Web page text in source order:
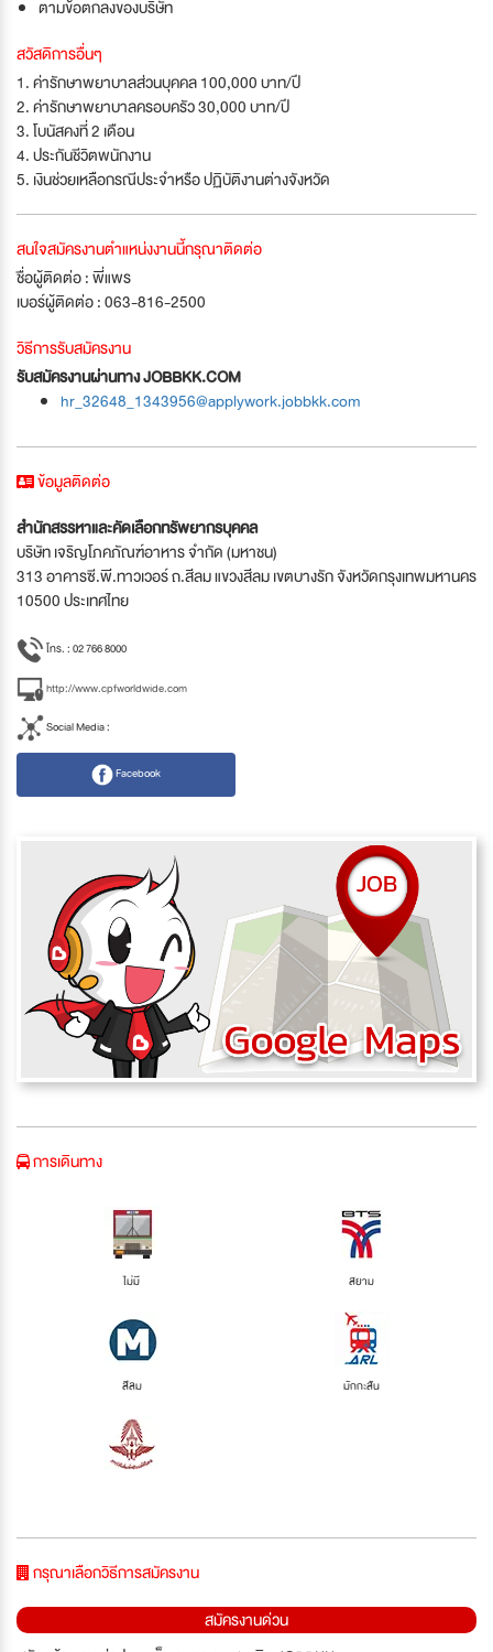
ตามข้อตกลงของบริษัท
สวัสดิการอื่นๆ
1. ค่ารักษาพยาบาลส่วนบุคคล 100,000 บาท/ปี
2. ค่ารักษาพยาบาลครอบครัว 30,000 บาท/ปี
3. โบนัสคงที่ 2 เดือน
4. ประกันชีวิตพนักงาน
5. เงินช่วยเหลือกรณีประจำหรือ ปฏิบัติงานต่างจังหวัด
สนใจสมัครงานตำแหน่งงานนี้กรุณาติดต่อ
ชื่อผู้ติดต่อ : พี่แพร
เบอร์ผู้ติดต่อ : 063-816-2500
วิธีการรับสมัครงาน
รับสมัครงานผ่านทาง JOBBKK.COM
hr_32648_1343956@applywork.jobbkk.com
ข้อมูลติดต่อ
สำนักสรรหาและคัดเลือกทรัพยากรบุคคล
บริษัท เจริญโภคภัณฑ์อาหาร จำกัด (มหาชน)
313 อาคารซี.พี.ทาวเวอร์ ถ.สีลม แขวงสีลม เขตบางรัก จังหวัดกรุงเทพมหานคร
10500 ประเทศไทย
โทร. : 02 766 8000
http://www.cpfworldwide.com
Social Media :
Facebook
การเดินทาง
ไม่มี สยาม
สีลม มักกะสัน
กรุณาเลือกวิธีการสมัครงาน
สมัครงานด่วน